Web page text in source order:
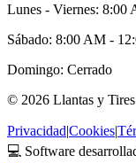
Lunes - Viernes: 8:00
Sábado: 8:00 AM -
Domingo: Cerrado
© 2026 Llantas y
Privacidad|Cookies|
💻 Software